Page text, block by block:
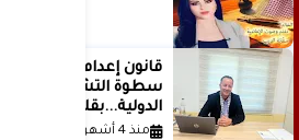
قانون إعدام الأسرى
سطوة التشريع وانهيار
الدولية...بقلم الدكتور
منذ 4 أشهر